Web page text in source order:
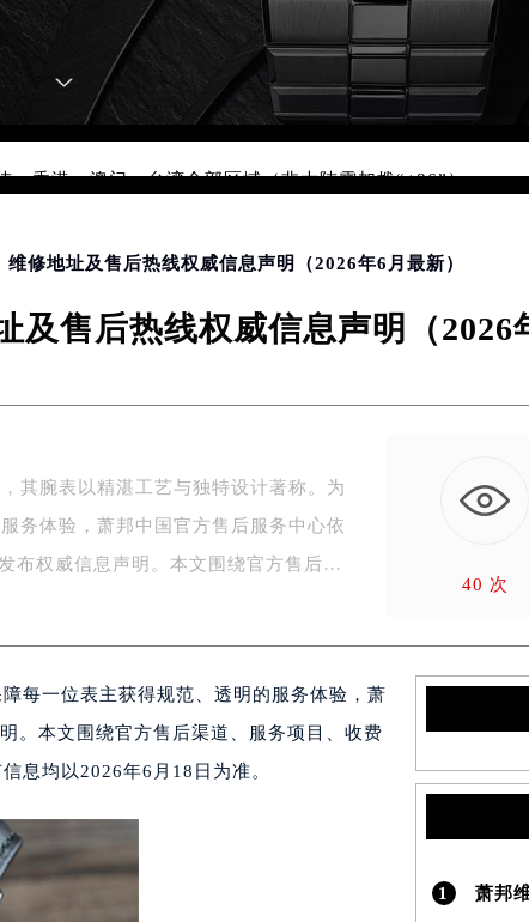
香港、澳门、台湾全部区域（非大陆需加拨“+86”）
前预约）
（需提前预约）
前预约）
层3508室（需提前预约）
需提前预约）
（需提前预约）
需提前预约）
室（需提前预约）
座办公楼14层07室（需提前预约）
室（需提前预约）
（需提前预约）
15层07室（需提前预约）
提前预约）
修地址及售后热线权威信息声明（2026年6月最新）
售后热线权威信息声明（2026
其腕表以精湛工艺与独特设计著称。为
务体验，萧邦中国官方售后服务中心依
布权威信息声明。本文围绕官方售后渠
40 次
每一位表主获得规范、透明的服务体验，萧
。本文围绕官方售后渠道、服务项目、收费
息均以2026年6月18日为准。
1